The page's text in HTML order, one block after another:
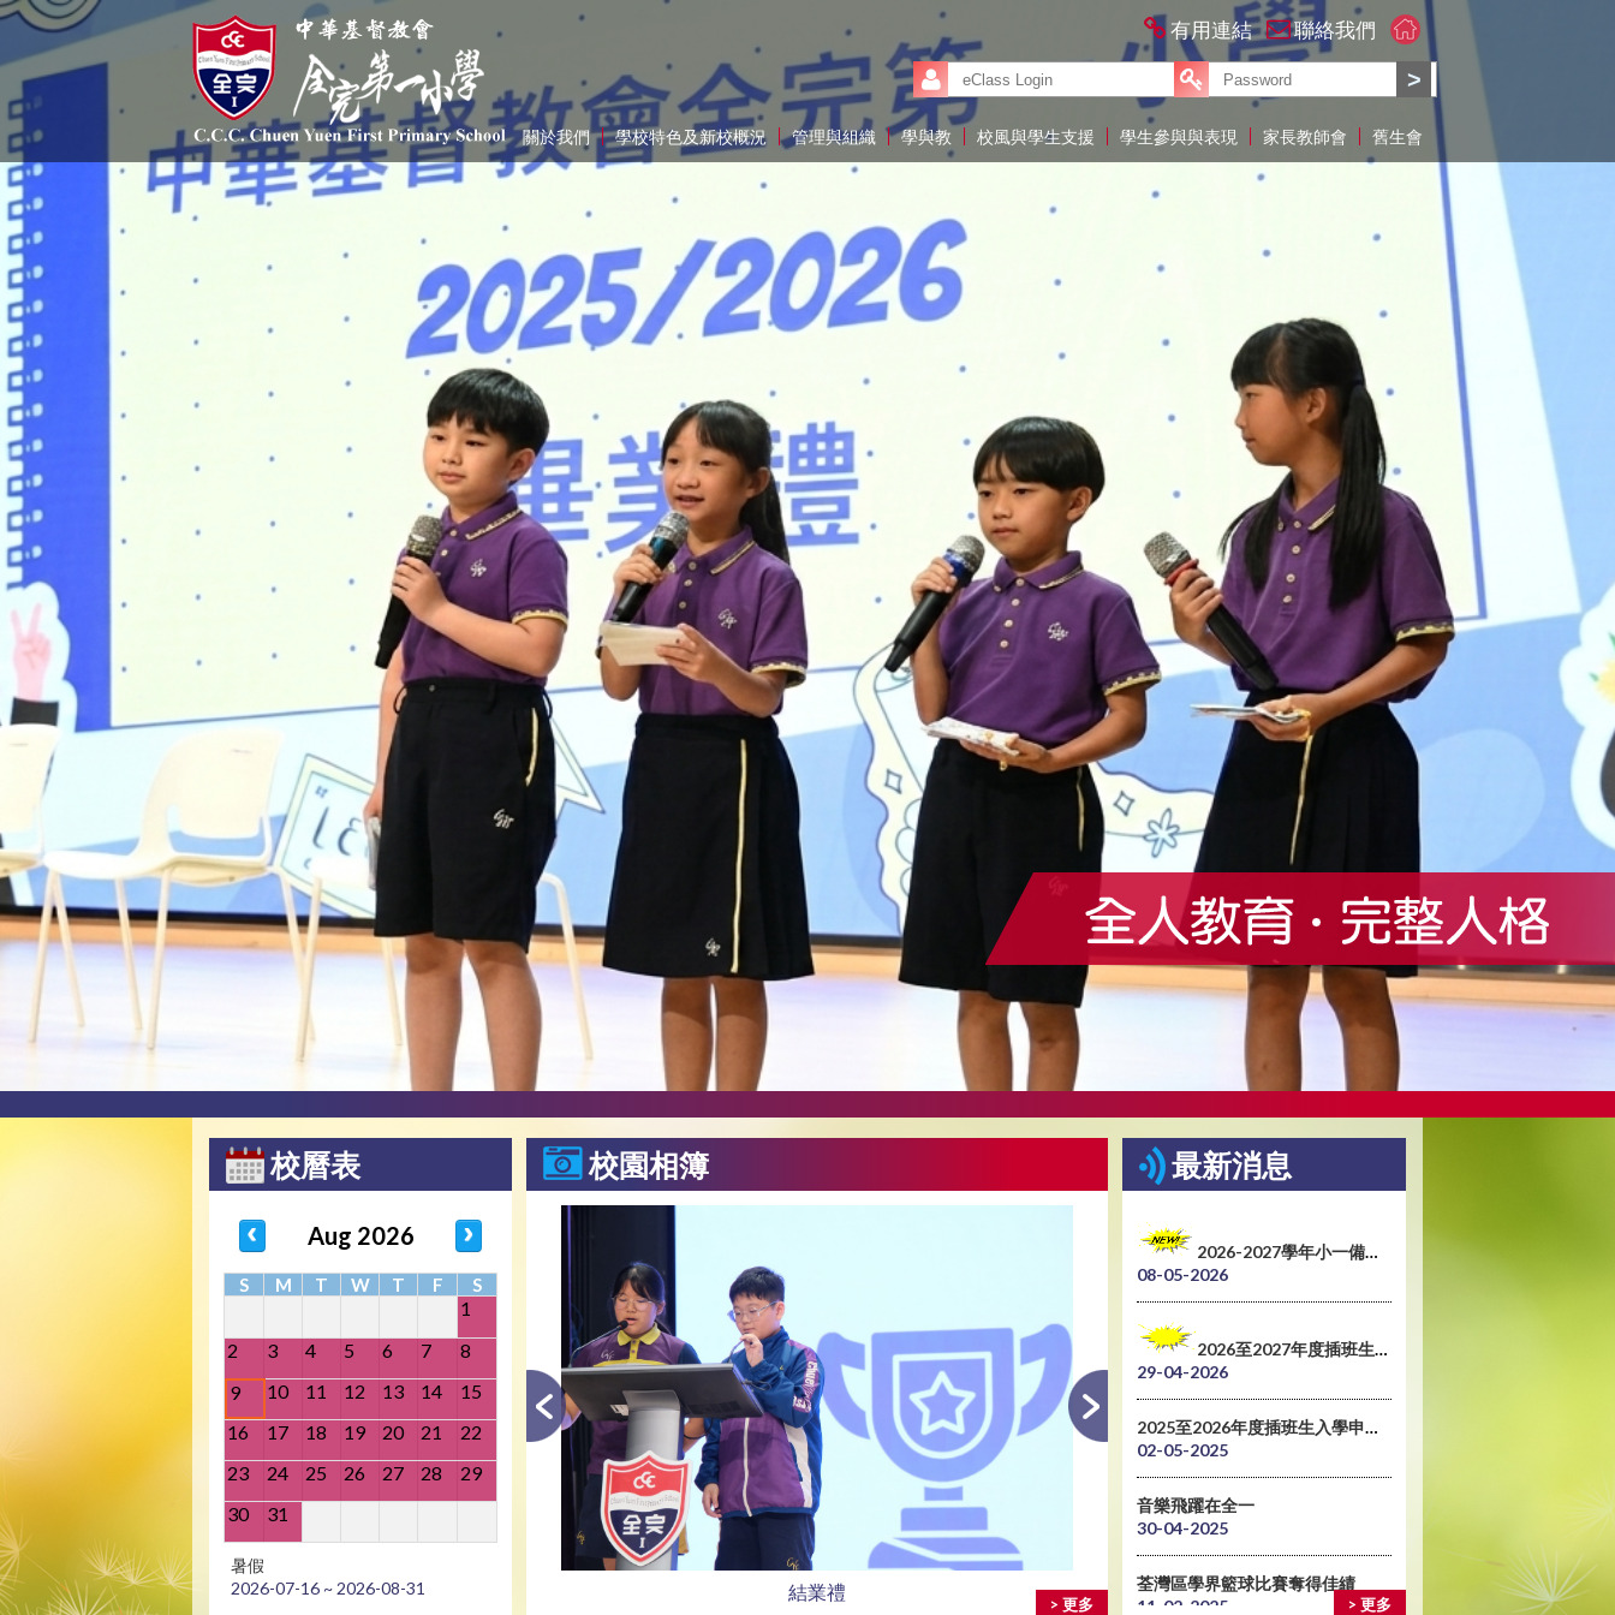
有用連結 聯絡我們
關於我們 學校特色及新校概況 管理與組織 學與教 校風與學生支援 學生參與與表現 家長教師會 舊生會
校曆表
Aug 2026
S M T W T F S
1
2
3 4 5 6 7
8
9
10 11 12 13 14
15
16
17 18 19 20 21
22
23
24 25 26 27 28
29
30
31
暑假
2026-07-16 ~ 2026-08-31
校園相簿
全完造星 結業禮 六年級畢業典禮
> 更多
最新消息
2026-2027學年小一備取生申請需知
08-05-2026
2026至2027年度插班生入學申請表
29-04-2026
2025至2026年度插班生入學申請表
02-05-2025
音樂飛躍在全一
30-04-2025
荃灣區學界籃球比賽奪得佳績
11-02-2025
> 更多